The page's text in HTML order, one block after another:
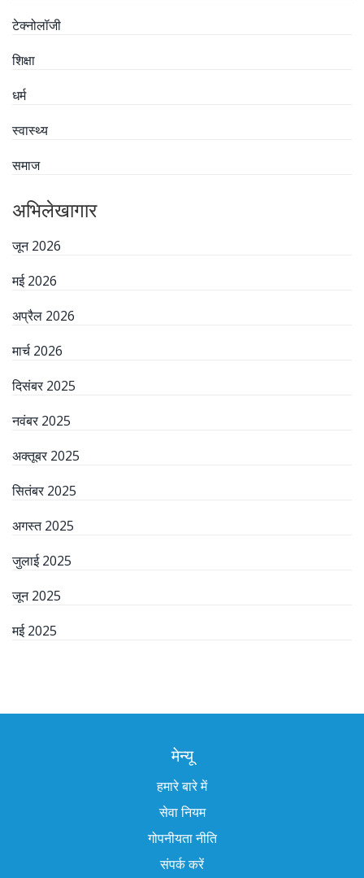
टेक्नोलॉजी
शिक्षा
धर्म
स्वास्थ्य
समाज
अभिलेखागार
जून 2026
मई 2026
अप्रैल 2026
मार्च 2026
दिसंबर 2025
नवंबर 2025
अक्तूबर 2025
सितंबर 2025
अगस्त 2025
जुलाई 2025
जून 2025
मई 2025
मेन्यू
हमारे बारे में
सेवा नियम
गोपनीयता नीति
संपर्क करें